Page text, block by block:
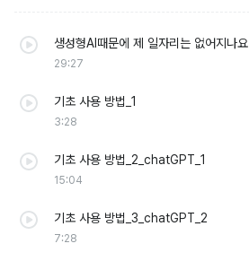
생성형AI때문에 제 일자리는 없어지나요
29:27
기초 사용 방법_1
3:28
기초 사용 방법_2_chatGPT_1
15:04
기초 사용 방법_3_chatGPT_2
7:28